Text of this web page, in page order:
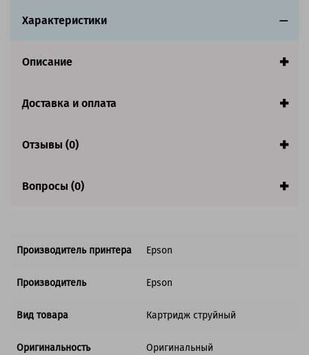
Вид товара:Картридж струйный
Ресурс:700ml
Характеристики
Описание
Доставка и оплата
Отзывы (0)
Вопросы (0)
Производитель принтера Epson
Производитель Epson
Вид товара Картридж струйный
Оригинальность Оригинальный